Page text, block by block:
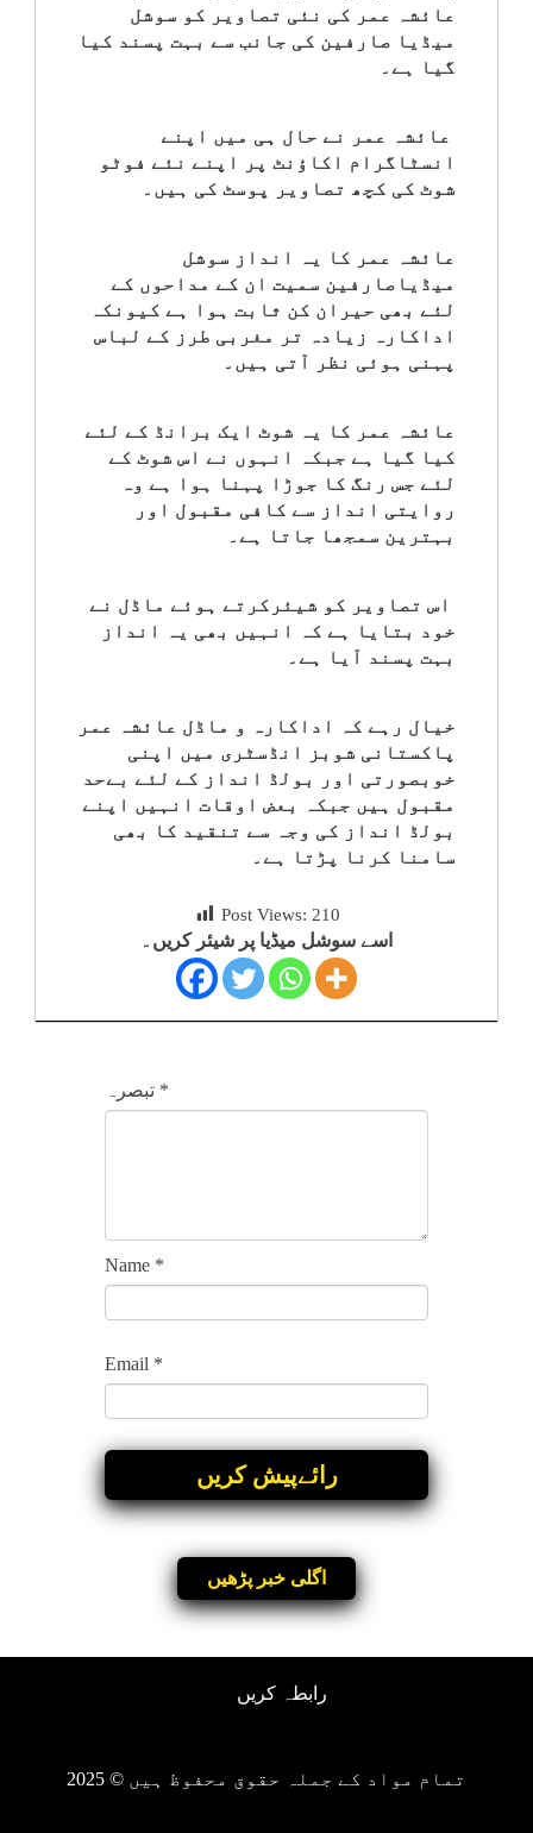
‎کرائم
سیاست
سپلیمنٹس
عائشہ عمر کی نئی تصاویر کو سوشل
میڈیا صارفین کی جانب سے بہت پسند کیا
گیا ہے۔
عائشہ عمر نے حال ہی میں اپنے
انسٹاگرام اکاؤنٹ پر اپنے نئے فوٹو
شوٹ کی کچھ تصاویر پوسٹ کی ہیں۔
عائشہ عمر کا یہ انداز سوشل
میڈیاصارفین سمیت ان کے مداحوں کے
لئے بھی حیران کن ثابت ہوا ہے کیونکہ
اداکارہ زیادہ تر مغربی طرز کے لباس
پہنی ہوئی نظر آتی ہیں۔
عائشہ عمر کا یہ شوٹ ایک برانڈ کے لئے
کیا گیا ہے جبکہ انہوں نے اس شوٹ کے
لئے جس رنگ کا جوڑا پہنا ہوا ہے وہ
روایتی انداز سے کافی مقبول اور
بہترین سمجھا جاتا ہے۔
اس تصاویر کو شیئرکرتے ہوئے ماڈل نے
خود بتایا ہے کہ انہیں بھی یہ انداز
بہت پسند آیا ہے۔
خیال رہے کہ اداکارہ و ماڈل عائشہ عمر
پاکستانی شوبز انڈسٹری میں اپنی
خوبصورتی اور بولڈ انداز کے لئے بےحد
مقبول ہیں جبکہ بعض اوقات انہیں اپنے
بولڈ انداز کی وجہ سے تنقید کا بھی
سامنا کرنا پڑتا ہے۔
Post Views: 210
اسے سوشل میڈیا پر شیئر کریں۔
تبصرہ *
Name *
Email *
اگلی خبر پڑھیں
رابطہ کریں
تمام مواد کے جملہ حقوق محفوظ ہیں © 2025